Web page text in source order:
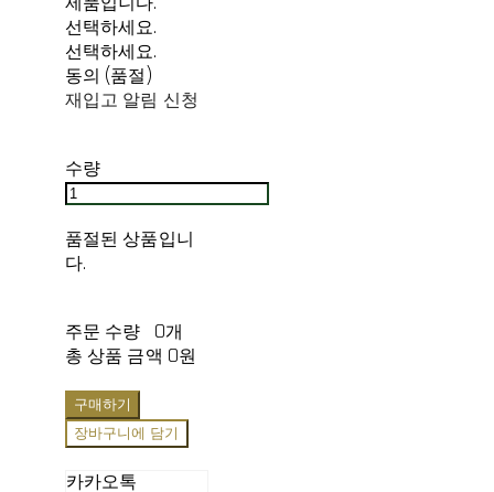
선택하세요.
선택하세요.
동의 (품절)
재입고 알림 신청
수량
품절된 상품입니
다.
주문 수량
0개
총 상품 금액 0원
구매하기
장바구니에 담기
카카오톡